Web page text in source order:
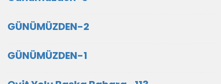
GÜNÜMÜZDEN-2
GÜNÜMÜZDEN-1